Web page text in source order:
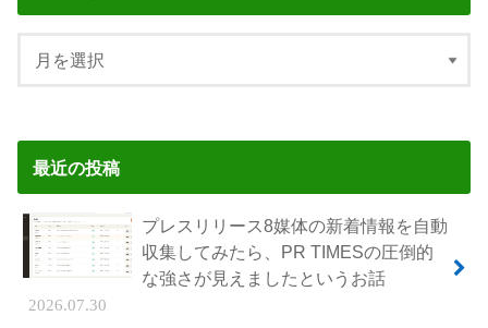
最近の投稿
プレスリリース8媒体の新着情報を自動
収集してみたら、PR TIMESの圧倒的
な強さが見えましたというお話
2026.07.30